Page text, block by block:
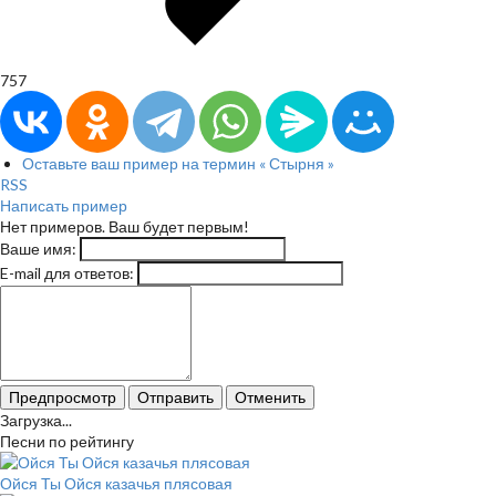
757
Оставьте ваш пример на термин « Стырня »
RSS
Написать пример
Нет примеров. Ваш будет первым!
Ваше имя:
E-mail для ответов:
Предпросмотр Отправить Отменить
Загрузка...
Песни по рейтингу
Ойся Ты Ойся казачья плясовая